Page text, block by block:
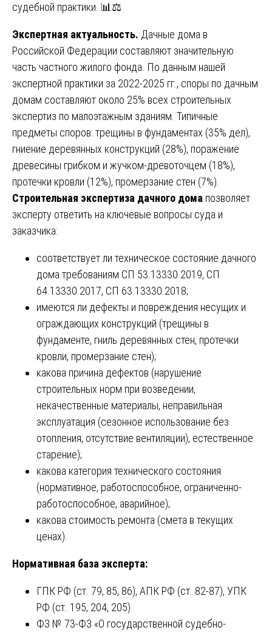
судебной практики. 📊⚖️
Экспертная актуальность. Дачные дома в
Российской Федерации составляют значительную
часть частного жилого фонда. По данным нашей
экспертной практики за 2022-2025 гг., споры по дачным
домам составляют около 25% всех строительных
экспертиз по малоэтажным зданиям. Типичные
предметы споров: трещины в фундаментах (35% дел),
гниение деревянных конструкций (28%), поражение
древесины грибком и жучком-древоточцем (18%),
протечки кровли (12%), промерзание стен (7%).
Строительная экспертиза дачного дома позволяет
эксперту ответить на ключевые вопросы суда и
заказчика:
соответствует ли техническое состояние дачного
дома требованиям СП 53.13330.2019, СП
64.13330.2017, СП 63.13330.2018;
имеются ли дефекты и повреждения несущих и
ограждающих конструкций (трещины в
фундаменте, гниль деревянных стен, протечки
кровли, промерзание стен);
какова причина дефектов (нарушение
строительных норм при возведении,
некачественные материалы, неправильная
эксплуатация (сезонное использование без
отопления, отсутствие вентиляции), естественное
старение);
какова категория технического состояния
(нормативное, работоспособное, ограниченно-
работоспособное, аварийное);
какова стоимость ремонта (смета в текущих
ценах).
Нормативная база эксперта:
ГПК РФ (ст. 79, 85, 86), АПК РФ (ст. 82-87), УПК
РФ (ст. 195, 204, 205)
ФЗ № 73-ФЗ «О государственной судебно-